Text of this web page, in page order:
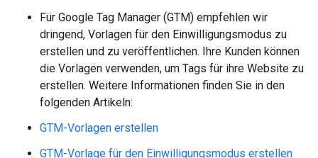
Für Google Tag Manager (GTM) empfehlen wir
dringend, Vorlagen für den Einwilligungsmodus zu
erstellen und zu veröffentlichen. Ihre Kunden können
die Vorlagen verwenden, um Tags für ihre Website zu
erstellen. Weitere Informationen finden Sie in den
folgenden Artikeln:
GTM-Vorlagen erstellen
GTM-Vorlage für den Einwilligungsmodus erstellen